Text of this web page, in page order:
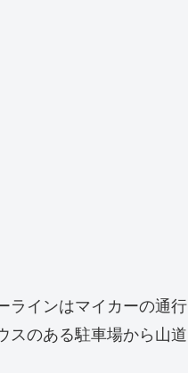
ラインはマイカーの通行
スのある駐車場から山道